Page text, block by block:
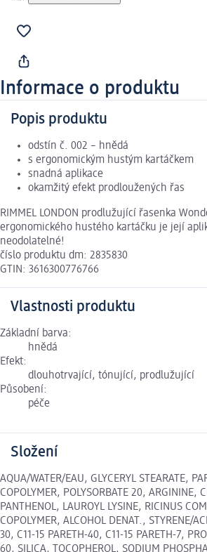
Informace o produktu
Popis produktu
odstín č. 002 – hnědá
s ergonomickým hustým kartáčkem
snadná aplikace
okamžitý efekt prodloužených řas
RIMMEL LONDON prodlužující řasenka
ergonomického hustého kartáčku je její
neodolatelné!
číslo produktu dm: 2835830
GTIN: 3616300776766
Vlastnosti produktu
Základní barva:
hnědá
Efekt:
dlouhotrvající, tónující, prodlužující
Působení:
péče
Složení
AQUA/WATER/EAU, GLYCERYL STEARATE,
COPOLYMER, POLYSORBATE 20, ARGININE,
PANTHENOL, LAUROYL LYSINE, RICINUS
COPOLYMER, ALCOHOL DENAT., STYRENE/
30, C11-15 PARETH-40, C11-15 PARETH-7,
60, SILICA, TOCOPHEROL, SODIUM